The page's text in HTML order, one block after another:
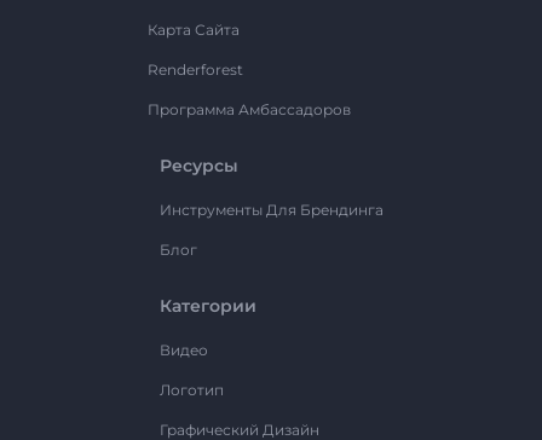
Карта Сайта
Renderforest
Программа Амбассадоров
Ресурсы
Инструменты Для Брендинга
Блог
Категории
Видео
Логотип
Графический Дизайн